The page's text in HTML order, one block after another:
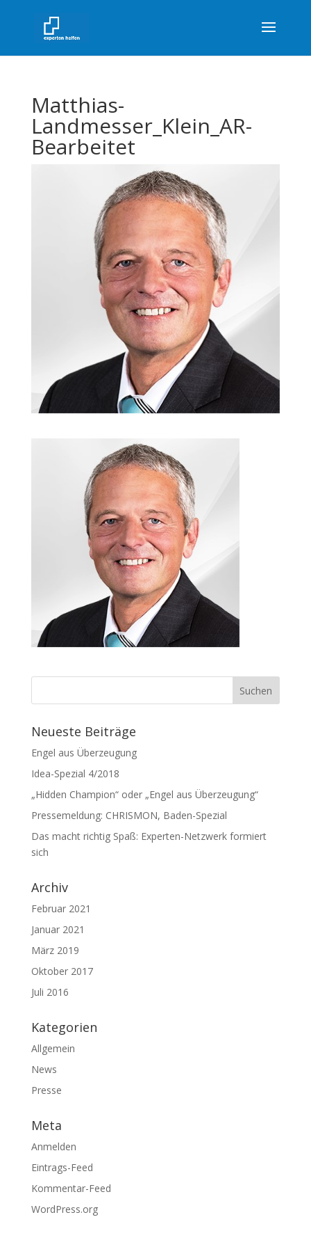
Matthias-
Landmesser_Klein_AR-
Bearbeitet
Neueste Beiträge
Engel aus Überzeugung
Idea-Spezial 4/2018
„Hidden Champion“ oder „Engel aus Überzeugung“
Pressemeldung: CHRISMON, Baden-Spezial
Das macht richtig Spaß: Experten-Netzwerk formiert
sich
Archiv
Februar 2021
Januar 2021
März 2019
Oktober 2017
Juli 2016
Kategorien
Allgemein
News
Presse
Meta
Anmelden
Eintrags-Feed
Kommentar-Feed
WordPress.org